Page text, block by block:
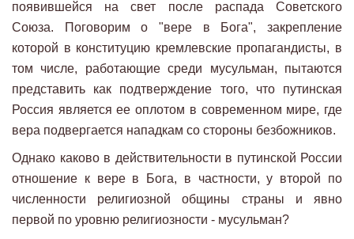
появившейся на свет после распада Советского
Союза. Поговорим о "вере в Бога", закрепление
которой в конституцию кремлевские пропагандисты, в
том числе, работающие среди мусульман, пытаются
представить как подтверждение того, что путинская
Россия является ее оплотом в современном мире, где
вера подвергается нападкам со стороны безбожников.
Однако каково в действительности в путинской России
отношение к вере в Бога, в частности, у второй по
численности религиозной общины страны и явно
первой по уровню религиозности - мусульман?